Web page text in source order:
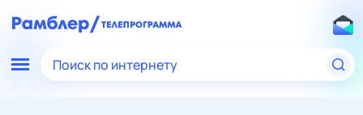
Поиск по интернету